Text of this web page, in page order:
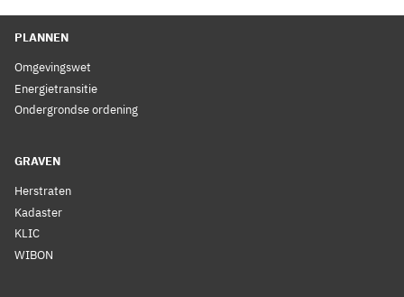
PLANNEN
Omgevingswet
Energietransitie
Ondergrondse ordening
GRAVEN
Herstraten
Kadaster
KLIC
WIBON